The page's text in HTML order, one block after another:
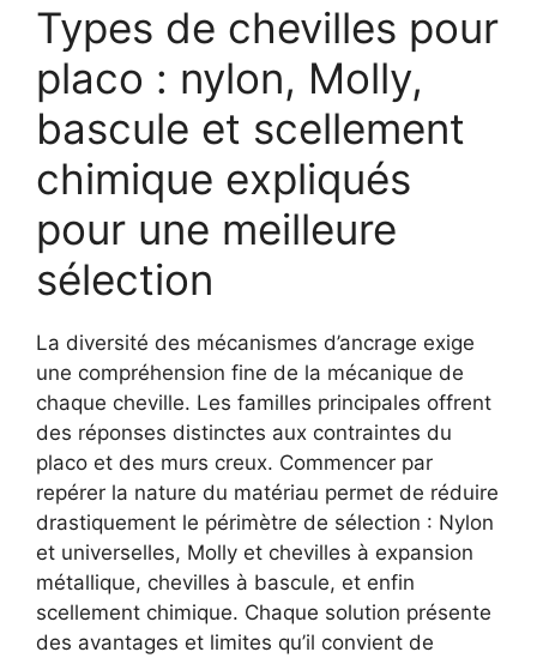
Types de chevilles pour
placo : nylon, Molly,
bascule et scellement
chimique expliqués
pour une meilleure
sélection
La diversité des mécanismes d’ancrage exige
une compréhension fine de la mécanique de
chaque cheville. Les familles principales offrent
des réponses distinctes aux contraintes du
placo et des murs creux. Commencer par
repérer la nature du matériau permet de réduire
drastiquement le périmètre de sélection : Nylon
et universelles, Molly et chevilles à expansion
métallique, chevilles à bascule, et enfin
scellement chimique. Chaque solution présente
des avantages et limites qu’il convient de